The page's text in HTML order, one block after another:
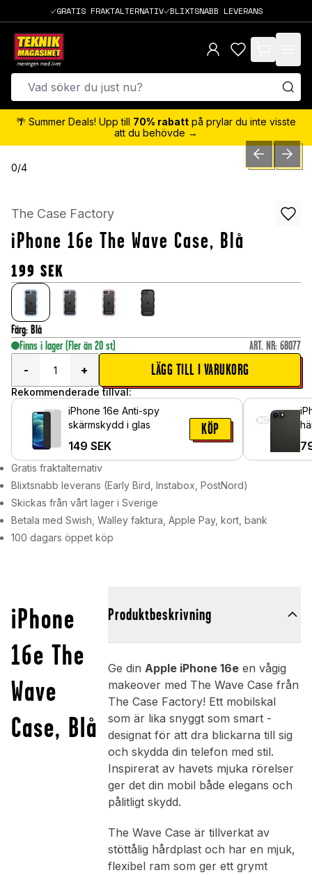
GRATIS FRAKTALTERNATIV BLIXTSNABB LEVERANS
items in cart,
🌴 Summer Deals! Upp till 70% rabatt på prylar du inte visste
att du behövde →
0/4 PREVIOUSNEXT
The Case Factory
iPhone 16e The Wave Case, Blå
199 SEK
Färg: Blå
Finns i lager (Fler än 20 st) ART. NR: 68077
-
+ LÄGG TILL I VARUKORG
Rekommenderade tillval:
iPhone 16e Anti-spy
skärmskydd i glas
149 SEK
KÖP
Gratis fraktalternativ
Blixtsnabb leverans (Early Bird, Instabox, PostNord)
Skickas från vårt lager i Sverige
Betala med Swish, Walley faktura, Apple Pay, kort, bank
100 dagars öppet köp
iPhone
16e The
Wave
Case, Blå
Produktbeskrivning
Ge din Apple iPhone 16een vågig
makeover med The Wave Case från
The Case Factory! Ett mobilskal
som är lika snyggt som smart -
designat för att dra blickarna till sig
och skydda din telefon med stil.
Inspirerat av havets mjuka rörelser
ger det din mobil både elegans och
pålitligt skydd.
The Wave Case är tillverkat av
stöttålig hårdplast och har en mjuk,
flexibel ram som ger ett grymt